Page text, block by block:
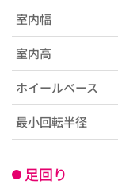
室内幅
室内高
ホイールベース
最小回転半径
足回り